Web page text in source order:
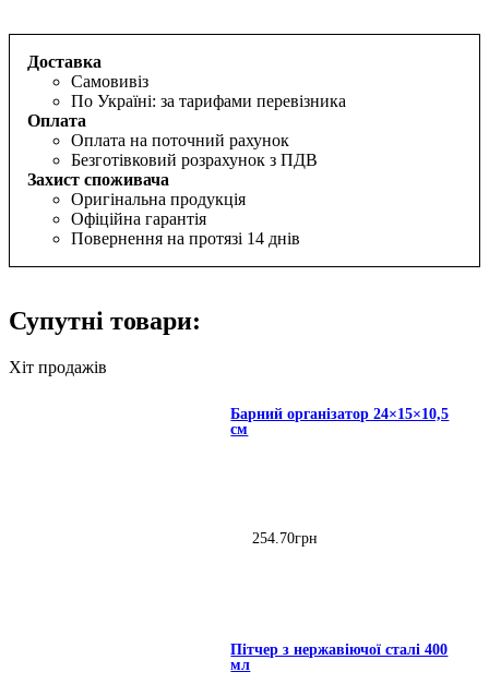
Супутні товари:
Хіт продажів
Барний організатор 24×15×10,5
см
254.70грн
Пітчер з нержавіючої сталі 400
мл
Доставка
Самовивіз
По Україні: за тарифами перевізника
Оплата
Оплата на поточний рахунок
Безготівковий розрахунок з ПДВ
Захист споживача
Оригінальна продукція
Офіційна гарантія
Повернення на протязі 14 днів